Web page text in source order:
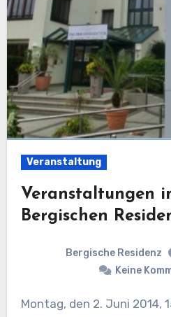
Veranstaltung
Veranstaltungen
Bergischen
Bergische Residenz
Keine
Montag, den 2. Juni 2014, 15.30 Uhr,